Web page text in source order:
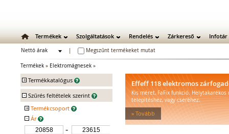
Termékek Szolgáltatások Rendelés Zárkereső Infotár
Nettó árak
Megszűnt termékeket mutat
Termékek » Elektromágnesek »
+ Termékkatalógus
Mechanikus zárak
Mechanikus bevéső zárak
Zárbetétek
Lakatok
- Szűrés feltételek szerint
+ Termékcsoport
Speciális mágnesek
Kiegészítők
- Ár
Effeff 118 elektromos
Kis méret, FaFix funkció. Helytakarékos
telepítéshez, vagy cseréhez.
» Tovább